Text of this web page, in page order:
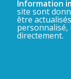
Information
site sont
être
personnalisé,
directement.